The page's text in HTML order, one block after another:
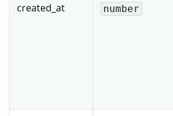
created_at number